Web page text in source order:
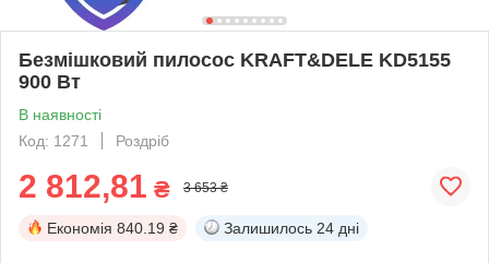
Безмішковий пилосос KRAFT&DELE KD5155
900 Вт
В наявності
Код: 1271
Роздріб
2 812,81 ₴ 3 653 ₴
Економія 840.19 ₴ Залишилось 24 дні